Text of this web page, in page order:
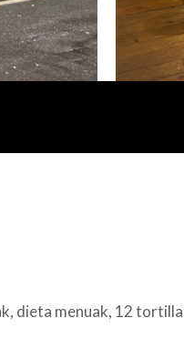
dieta menuak, 12 tortilla